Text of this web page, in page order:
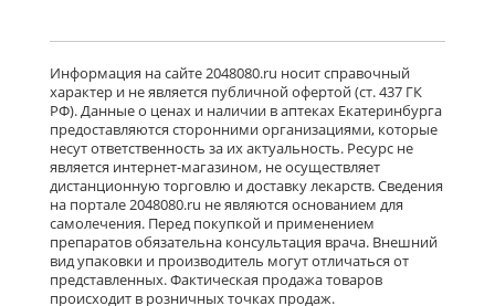
Детралекс (табл. п. плен. о. 1000 мг
№ 60) Лаборатории Сервье
Индастри Франция Сервье РУС ООО
Россия
есть в 3 аптеках
от 3 232,00 до 3 232,00
Флебавен (табл. п. плен. о. 500 мг №
32) КРКА-Рус ООО Россия
есть в 3 аптеках
от 920,00 до 920,00
Информация на сайте 2048080.ru носит справочный
характер и не является публичной офертой (ст. 437 ГК
РФ). Данные о ценах и наличии в аптеках Екатеринбурга
предоставляются сторонними организациями, которые
несут ответственность за их актуальность. Ресурс не
является интернет-магазином, не осуществляет
дистанционную торговлю и доставку лекарств. Сведения
на портале 2048080.ru не являются основанием для
самолечения. Перед покупкой и применением
препаратов обязательна консультация врача. Внешний
вид упаковки и производитель могут отличаться от
представленных. Фактическая продажа товаров
происходит в розничных точках продаж.